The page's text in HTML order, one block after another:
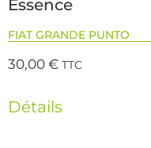
Essence
FIAT GRANDE PUNTO
30,00€ TTC
Détails